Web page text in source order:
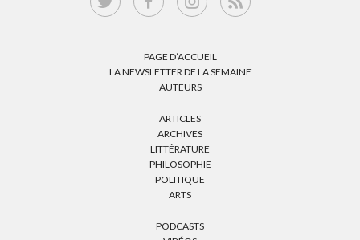
PAGE D’ACCUEIL
LA NEWSLETTER DE LA SEMAINE
AUTEURS
ARTICLES
ARCHIVES
LITTÉRATURE
PHILOSOPHIE
POLITIQUE
ARTS
PODCASTS